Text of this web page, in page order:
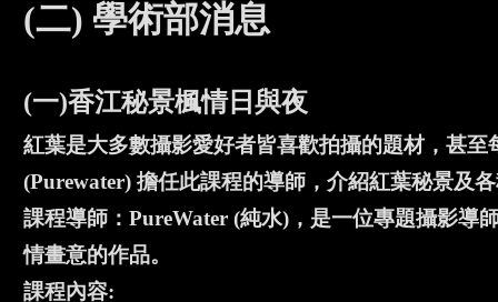
(二) 學術部消息
(一)香江秘景楓情日與夜
紅葉是大多數攝影愛好者皆喜歡拍攝的題材，甚
(Purewater) 擔任此課程的導師，介紹紅葉秘景及
課程導師：PureWater (純水)，是一位專題攝影導
情畫意的作品。
課程內容: